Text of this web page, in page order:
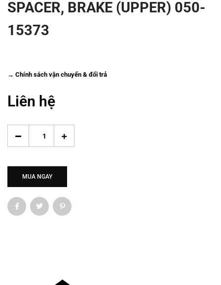
SPACER, BRAKE (UPPER) 050-
15373
→ Chính sách vận chuyển & đổi trả
Liên hệ
MUA NGAY